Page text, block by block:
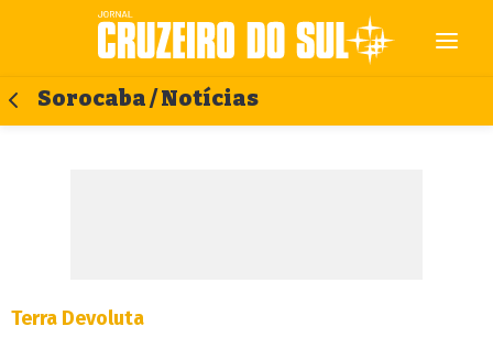
Sorocaba / Notícias
Terra Devoluta